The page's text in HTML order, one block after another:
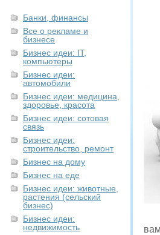
Банки, финансы
Все о рекламе и
бизнесе
Бизнес идеи: IT,
компьютеры
Бизнес идеи:
автомобили
Бизнес идеи: медицина,
здоровье, красота
Бизнес идеи: сотовая
связь
Бизнес идеи:
строительство, ремонт
Бизнес на дому
Бизнес на еде
Бизнес идеи: животные,
растения (сельский
бизнес)
Бизнес идеи:
недвижимость